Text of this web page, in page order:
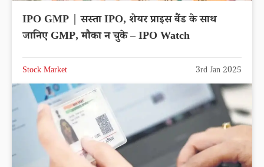
IPO GMP | सस्ता IPO, शेयर प्राइस बैंड के साथ
जानिए GMP, मौका न चुके – IPO Watch
Stock Market 3rd Jan 2025